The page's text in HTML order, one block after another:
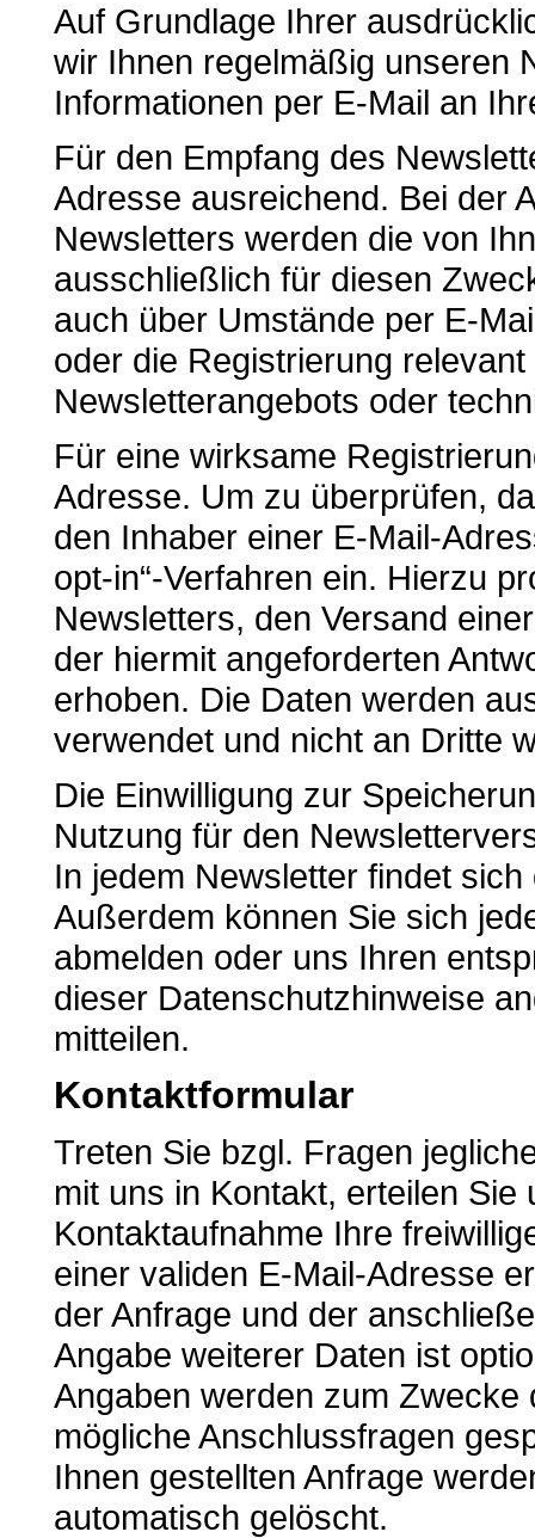
Auf Grundlage Ihrer
wir Ihnen regelmäßig unseren
Informationen per E-Mail an
Für den Empfang des
Adresse ausreichend. Bei der
Newsletters werden die von
ausschließlich für diesen
auch über Umstände per E-
oder die Registrierung
Newsletterangebots oder
Für eine wirksame
Adresse. Um zu überprüfen,
den Inhaber einer E-Mail-
opt-in“-Verfahren ein. Hierzu
Newsletters, den Versand
der hiermit angeforderten
erhoben. Die Daten werden
verwendet und nicht an Dritte
Die Einwilligung zur
Nutzung für den
In jedem Newsletter findet
Außerdem können Sie sich
abmelden oder uns Ihren
dieser Datenschutzhinweise
mitteilen.
Kontaktformular
Treten Sie bzgl. Fragen
mit uns in Kontakt, erteilen
Kontaktaufnahme Ihre
einer validen E-Mail-Adresse
der Anfrage und der
Angabe weiterer Daten ist
Angaben werden zum
mögliche Anschlussfragen
Ihnen gestellten Anfrage
automatisch gelöscht.